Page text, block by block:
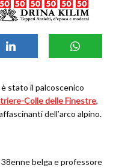
stato il palcoscenico
Colle delle Finestre,
dell’arco alpino.
belga e professore